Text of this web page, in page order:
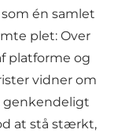
én samlet
plet: Over
platforme og
vidner om
genkendeligt
at stå stærkt,